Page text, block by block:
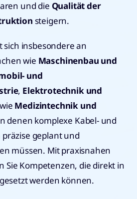
und die Qualität der
steigern.
sich insbesondere an
wie Maschinenbau und
und
, Elektrotechnik und
Medizintechnik und
denen komplexe Kabel- und
geplant und
müssen. Mit praxisnahen
Sie Kompetenzen, die direkt in
werden können.